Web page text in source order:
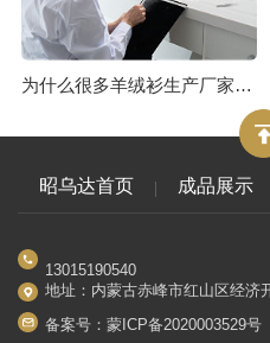
为什么很多羊绒衫生产厂家报价很低？或许是用了皮褪绒
昭乌达首页 成品展示
13015190540
地址：内蒙古赤峰市红山区经济
备案号：蒙ICP备2020003529号